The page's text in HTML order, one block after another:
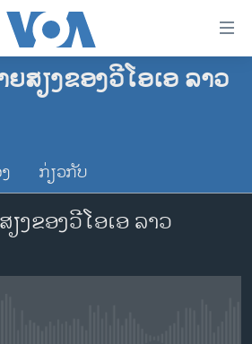
ດີ ສະຫະລັດ 2024
ສຽງຂອງວີໂອເອ ລາວ
ດແຄັສກ່ຽວກັບ
ງຂອງວີໂອເອ ລາວ